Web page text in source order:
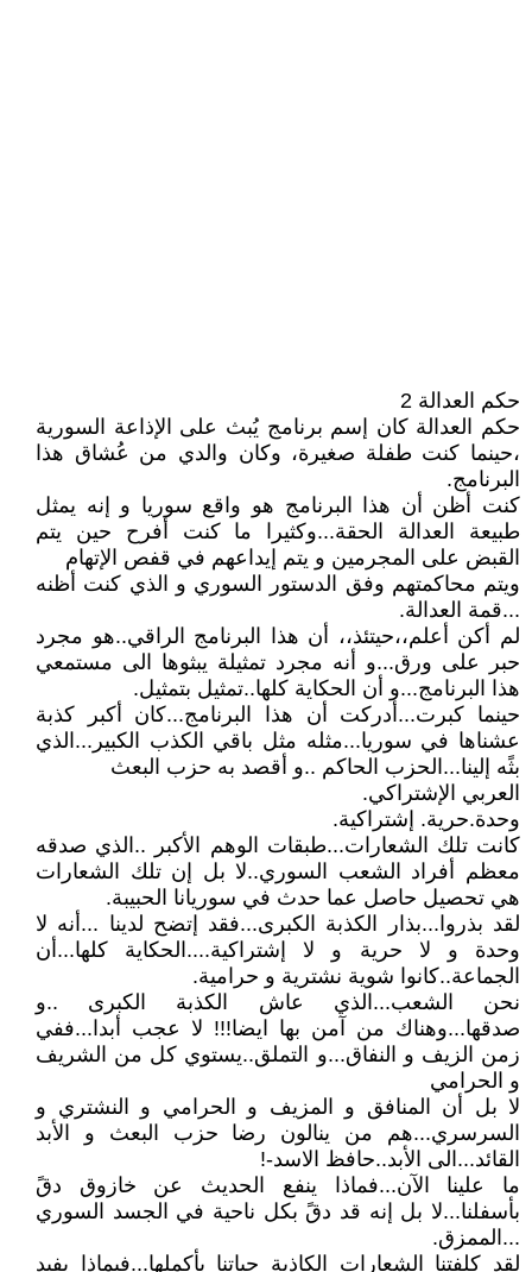
حكم العدالة 2
حكم العدالة كان إسم برنامج يُبث على الإذاعة السورية
،حينما كنت طفلة صغيرة، وكان والدي من عُشاق هذا
البرنامج.
كنت أظن أن هذا البرنامج هو واقع سوريا و إنه يمثل
طبيعة العدالة الحقة...وكثيرا ما كنت أفرح حين يتم
القبض على المجرمين و يتم إيداعهم في قفص الإتهام
ويتم محاكمتهم وفق الدستور السوري و الذي كنت أظنه
...قمة العدالة.
لم أكن أعلم،،حيتئذ،، أن هذا البرنامج الراقي..هو مجرد
حبر على ورق...و أنه مجرد تمثيلة يبثوها الى مستمعي
هذا البرنامج...و أن الحكاية كلها..تمثيل بتمثيل.
حينما كبرت...أدركت أن هذا البرنامج...كان أكبر كذبة
عشناها في سوريا...مثله مثل باقي الكذب الكبير...الذي
بثًه إلينا...الحزب الحاكم ..و أقصد به حزب البعث
العربي الإشتراكي.
وحدة.حرية. إشتراكية.
كانت تلك الشعارات...طبقات الوهم الأكبر ..الذي صدقه
معظم أفراد الشعب السوري..لا بل إن تلك الشعارات
هي تحصيل حاصل عما حدث في سوريانا الحبيبة.
لقد بذروا...بذار الكذبة الكبرى...فقد إتضح لدينا ...أنه لا
وحدة و لا حرية و لا إشتراكية....الحكاية كلها...أن
الجماعة..كانوا شوية نشترية و حرامية.
نحن الشعب...الذي عاش الكذبة الكبرى ..و
صدقها...وهناك من آمن بها ايضا!!! لا عجب أبدا...ففي
زمن الزيف و النفاق...و التملق..يستوي كل من الشريف
و الحرامي
لا بل أن المنافق و المزيف و الحرامي و النشتري و
السرسري...هم من ينالون رضا حزب البعث و الأبد
القائد...الى الأبد..حافظ الاسد-!
ما علينا الآن...فماذا ينفع الحديث عن خازوق دقً
بأسفلنا...لا بل إنه قد دقً بكل ناحية في الجسد السوري
...الممزق.
لقد كلفتنا الشعارات الكاذبة حياتنا بأكملها...فبماذا يفيد